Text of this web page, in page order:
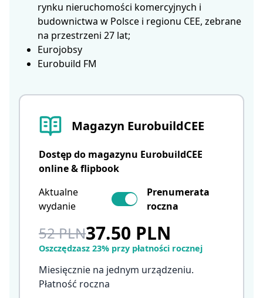
Magazyn EurobuildCEE
Dostęp do magazynu EurobuildCEE
online & flipbook
Aktualne
wydanie
Prenumerata
roczna
52 PLN37.50 PLN
Oszczędzasz 23% przy płatności rocznej
Miesięcznie na jednym urządzeniu.
Płatność roczna
rynku nieruchomości komercyjnych i
budownictwa w Polsce i regionu CEE, zebrane
na przestrzeni 27 lat;
Eurojobsy
Eurobuild FM